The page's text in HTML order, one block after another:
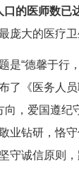
的医师数已
庞大的医疗卫
“德馨于行，
了《医务人
，爱国遵纪
业钻研，恪
守诚信原则